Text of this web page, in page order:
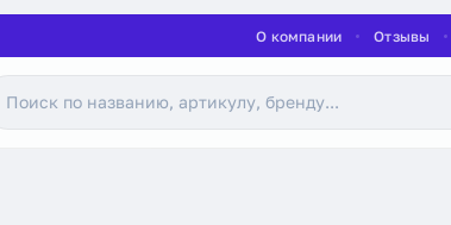
О компании Отзывы